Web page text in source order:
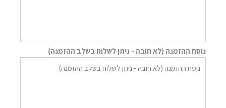
נוסח ההזמנה (לא חובה - ניתן לשלוח בשלב ההזמנה)